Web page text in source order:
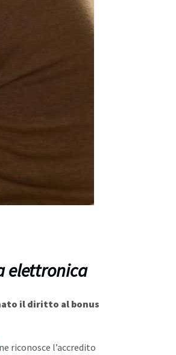
elettronica
il diritto al bonus
riconosce l’accredito